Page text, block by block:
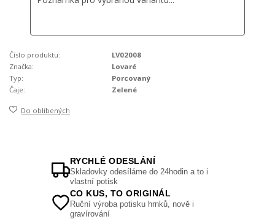
Číslo produktu:
LV02008
Značka:
Lovaré
Typ:
Porcovaný
Čaje:
Zelené
Do oblíbených
RYCHLÉ ODESLÁNÍ
Skladovky odesíláme do 24hodin a to i
vlastní potisk
CO KUS, TO ORIGINÁL
Ruční výroba potisku hrnků, nově i
gravírování